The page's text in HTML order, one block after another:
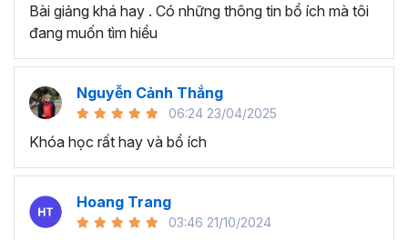
Bài giảng khá hay . Có những thông tin bổ ích mà tôi
đang muốn tìm hiểu
Nguyễn Cảnh Thắng
06:24 23/04/2025
Khóa học rất hay và bổ ích
Hoang Trang
03:46 21/10/2024